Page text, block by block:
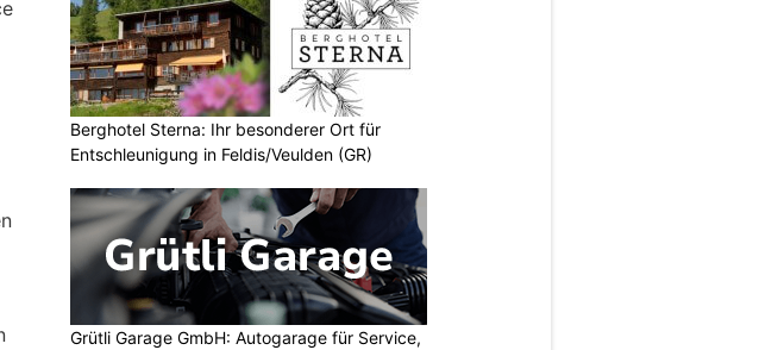
Berghotel Sterna: Ihr besonderer Ort für
Entschleunigung in Feldis/Veulden (GR)
Grütli Garage GmbH: Autogarage für Service,